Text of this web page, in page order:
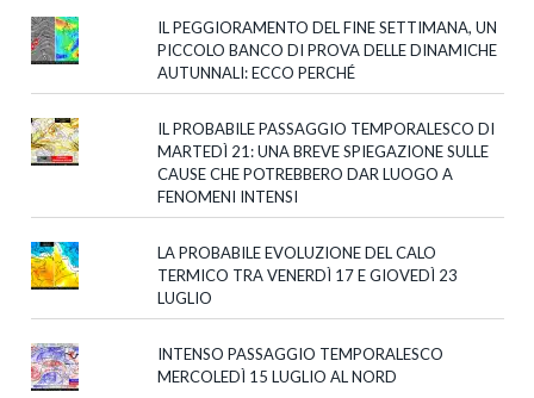
IL PEGGIORAMENTO DEL FINE SETTIMANA, UN
PICCOLO BANCO DI PROVA DELLE DINAMICHE
AUTUNNALI: ECCO PERCHÉ
IL PROBABILE PASSAGGIO TEMPORALESCO DI
MARTEDÌ 21: UNA BREVE SPIEGAZIONE SULLE
CAUSE CHE POTREBBERO DAR LUOGO A
FENOMENI INTENSI
LA PROBABILE EVOLUZIONE DEL CALO
TERMICO TRA VENERDÌ 17 E GIOVEDÌ 23
LUGLIO
INTENSO PASSAGGIO TEMPORALESCO
MERCOLEDÌ 15 LUGLIO AL NORD